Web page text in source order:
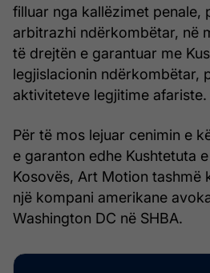
filluar nga kallëzimet penale,
arbitrazhi ndërkombëtar, në
të drejtën e garantuar me
legjislacionin ndërkombëtar,
aktiviteteve legjitime afariste.
Për të mos lejuar cenimin e
e garanton edhe Kushtetuta
Kosovës, Art Motion tashmë
një kompani amerikane
Washington DC në SHBA.